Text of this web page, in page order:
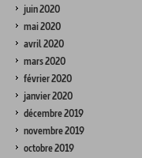
juin 2020
mai 2020
avril 2020
mars 2020
février 2020
janvier 2020
décembre 2019
novembre 2019
octobre 2019